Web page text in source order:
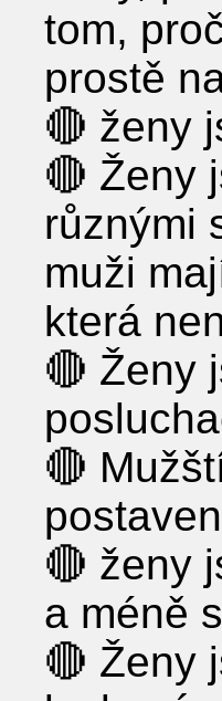
tom,
prostě
🔴 ženy
🔴 Ženy
různými
muži
která
🔴 Ženy
🔴
🔴 ženy
a méně
🔴 Ženy